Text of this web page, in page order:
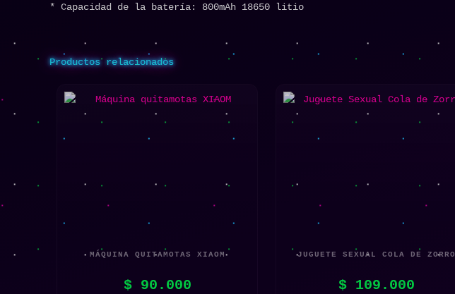
* Capacidad de la batería: 800mAh 18650 litio
Productos relacionados
MÁQUINA QUITAMOTAS XIAOM
$90.000
JUGUETE SEXUAL COLA DE ZORRO
$109.000